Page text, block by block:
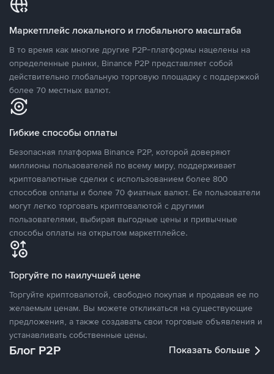
Маркетплейс локального и глобального масштаба
В то время как многие другие P2P-платформы нацелены на
определенные рынки, Binance P2P представляет собой
действительно глобальную торговую площадку с поддержкой
более 70 местных валют.
Гибкие способы оплаты
Безопасная платформа Binance P2P, которой доверяют
миллионы пользователей по всему миру, поддерживает
криптовалютные сделки с использованием более 800
способов оплаты и более 70 фиатных валют. Ее пользователи
могут легко торговать криптовалютой с другими
пользователями, выбирая выгодные цены и привычные
способы оплаты на открытом маркетплейсе.
Торгуйте по наилучшей цене
Торгуйте криптовалютой, свободно покупая и продавая ее по
желаемым ценам. Вы можете откликаться на существующие
предложения, а также создавать свои торговые объявления и
устанавливать собственные цены.
Блог P2P Показать больше